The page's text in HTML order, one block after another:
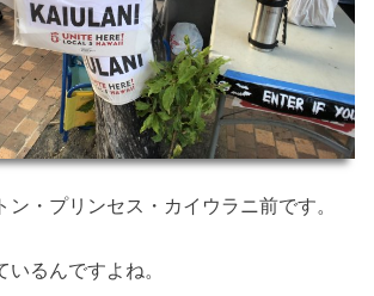
ン・プリンセス・カイウラニ前です。
いるんですよね。